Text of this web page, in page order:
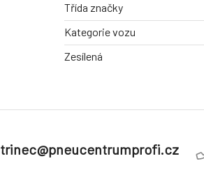
Třída značky
Kategorie vozu
Zesílená
trinec@pneucentrumprofi.cz